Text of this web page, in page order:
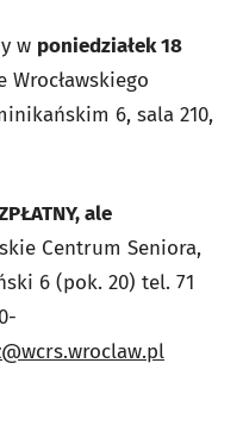
w poniedziałek 18
Wrocławskiego
6, sala 210,
ale
Centrum Seniora,
6 (pok. 20) tel. 71